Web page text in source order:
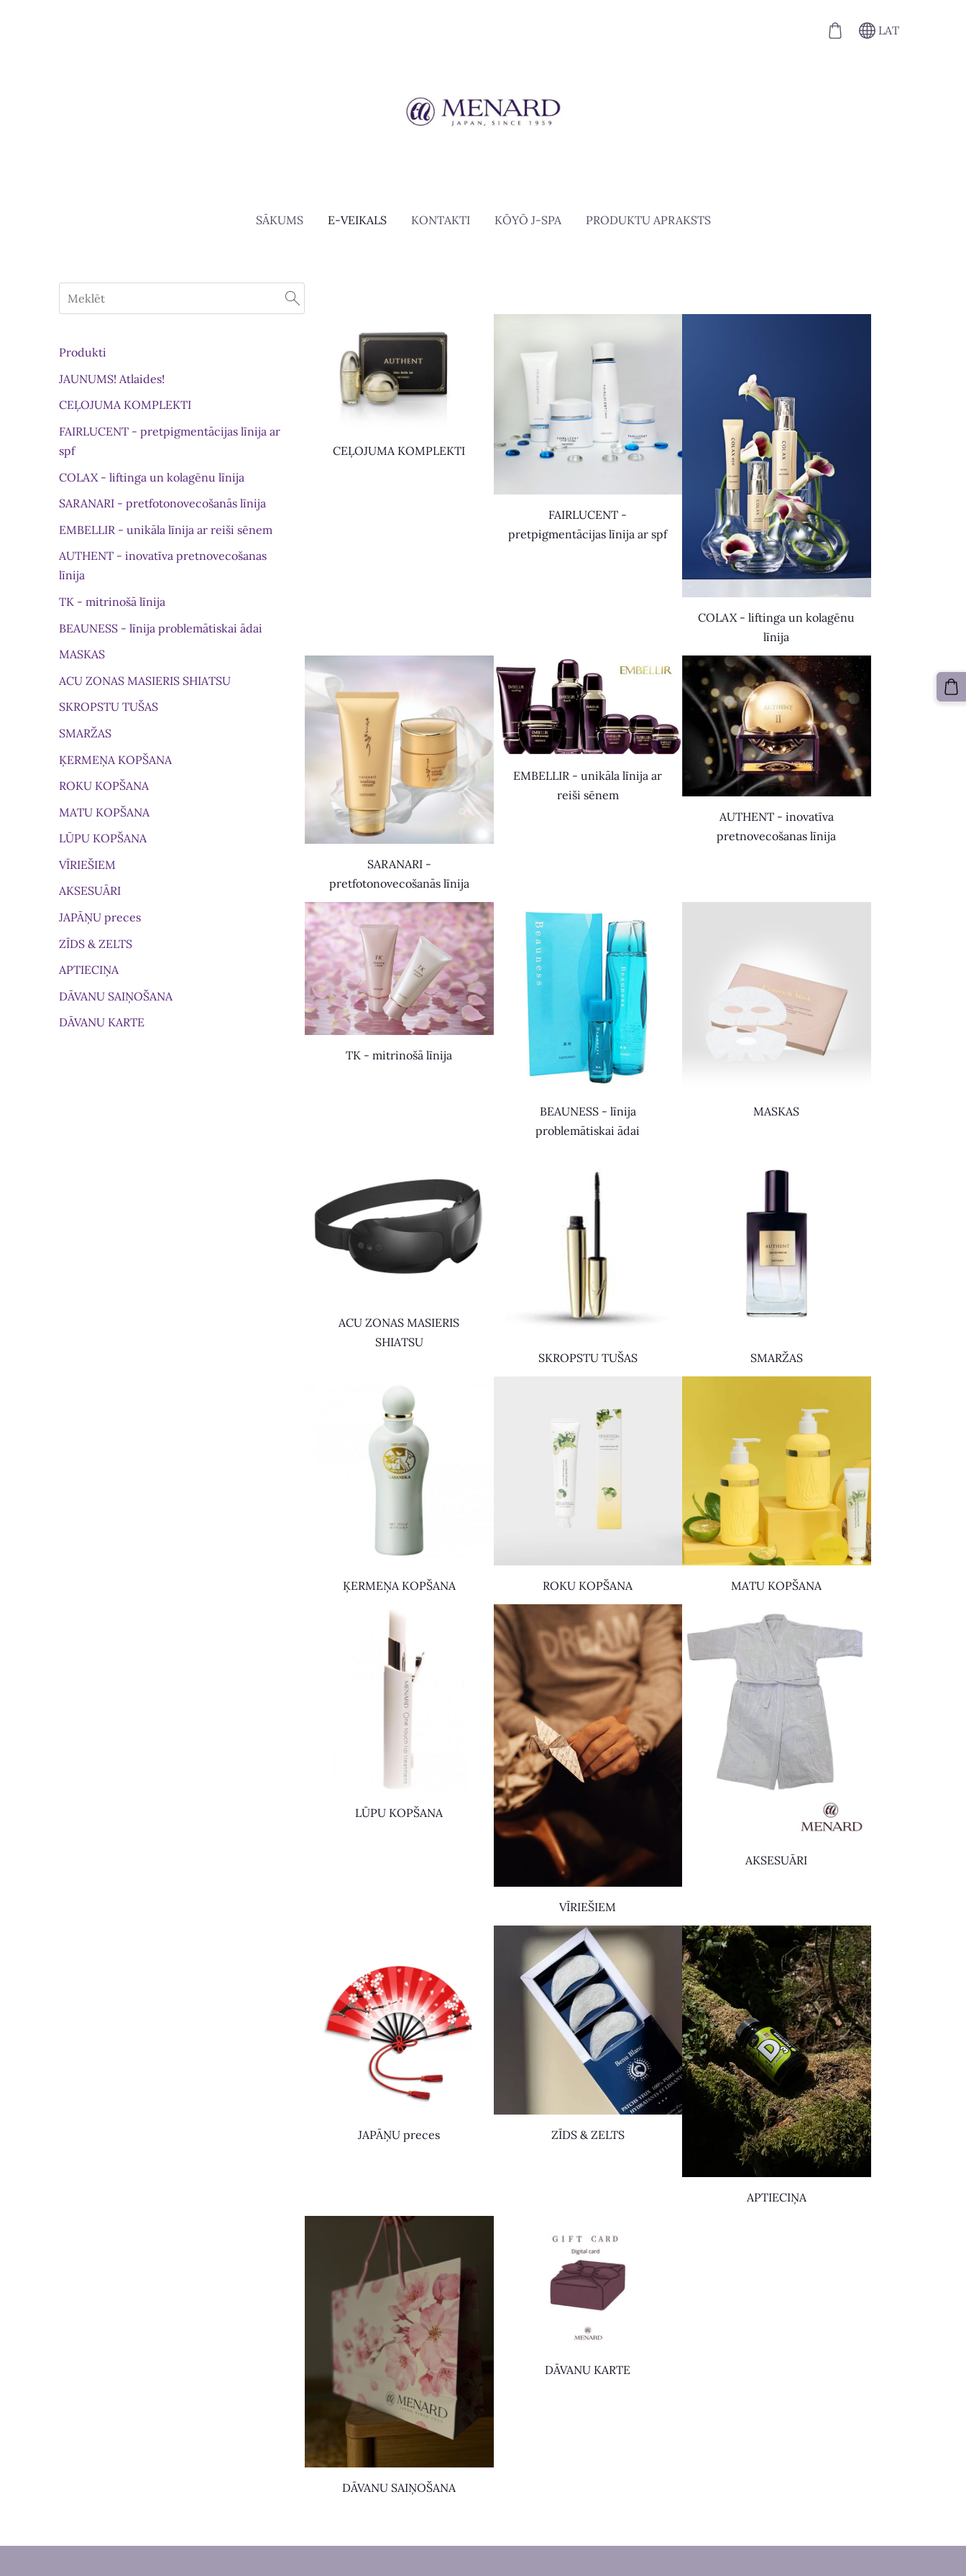
SĀKUMS E-VEIKALS KONTAKTI KŌYŌ J-SPA PRODUKTU APRAKSTS
LAT
Produkti
JAUNUMS! Atlaides!
CEĻOJUMA KOMPLEKTI
FAIRLUCENT - pretpigmentācijas līnija ar
spf
COLAX - liftinga un kolagēnu līnija
SARANARI - pretfotonovecošanās līnija
EMBELLIR - unikāla līnija ar reiši sēnem
AUTHENT - inovatīva pretnovecošanas
līnija
TK - mitrinošā līnija
BEAUNESS - līnija problemātiskai ādai
MASKAS
ACU ZONAS MASIERIS SHIATSU
SKROPSTU TUŠAS
SMARŽAS
ĶERMEŅA KOPŠANA
ROKU KOPŠANA
MATU KOPŠANA
LŪPU KOPŠANA
VĪRIEŠIEM
AKSESUĀRI
JAPĀŅU preces
ZĪDS & ZELTS
APTIECIŅA
DĀVANU SAIŅOŠANA
DĀVANU KARTE
CEĻOJUMA KOMPLEKTI
FAIRLUCENT -
pretpigmentācijas līnija ar spf
COLAX - liftinga un kolagēnu
līnija
SARANARI -
pretfotonovecošanās līnija
EMBELLIR - unikāla līnija ar
reiši sēnem
AUTHENT - inovatīva
pretnovecošanas līnija
TK - mitrinošā līnija
BEAUNESS - līnija
problemātiskai ādai
MASKAS
ACU ZONAS MASIERIS
SHIATSU
SKROPSTU TUŠAS
SMARŽAS
ĶERMEŅA KOPŠANA ROKU KOPŠANA MATU KOPŠANA
LŪPU KOPŠANA
VĪRIEŠIEM
AKSESUĀRI
JAPĀŅU preces ZĪDS & ZELTS
APTIECIŅA
DĀVANU SAIŅOŠANA
DĀVANU KARTE